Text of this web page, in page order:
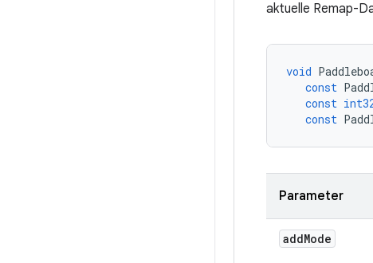
aktuelle Remap-
void
const
const
const
Parameter
addMode